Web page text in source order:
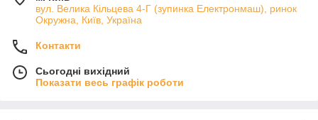
вул. Велика Кільцева 4-Г (зупинка Електронмаш), ринок
Окружна, Київ, Україна
Контакти
Сьогодні вихідний
Показати весь графік роботи